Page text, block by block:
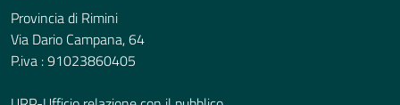
Provincia di Rimini
Via Dario Campana, 64
P.iva : 91023860405